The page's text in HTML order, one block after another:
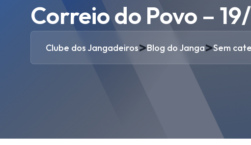
Correio do Povo –
Clube dos Jangadeiros>Blog do Janga>Sem